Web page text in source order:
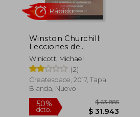
Winston Churchill:
Lecciones de
Liderazgo: Las Grandes
Enseñanzas del Último
León.
Winicott, Michael
(2)
Createspace, 2017, Tapa
Blanda, Nuevo
Rápido